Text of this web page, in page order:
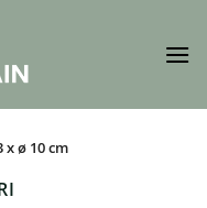
x ø 10 cm